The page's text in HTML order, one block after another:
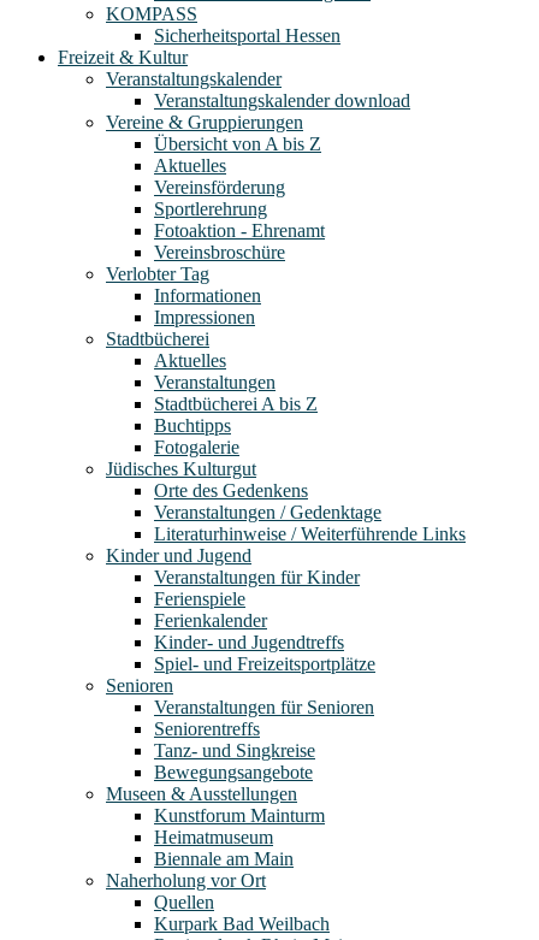
KOMPASS
Sicherheitsportal Hessen
Freizeit & Kultur
Veranstaltungskalender
Veranstaltungskalender download
Vereine & Gruppierungen
Übersicht von A bis Z
Aktuelles
Vereinsförderung
Sportlerehrung
Fotoaktion - Ehrenamt
Vereinsbroschüre
Verlobter Tag
Informationen
Impressionen
Stadtbücherei
Aktuelles
Veranstaltungen
Stadtbücherei A bis Z
Buchtipps
Fotogalerie
Jüdisches Kulturgut
Orte des Gedenkens
Veranstaltungen / Gedenktage
Literaturhinweise / Weiterführende Links
Kinder und Jugend
Veranstaltungen für Kinder
Ferienspiele
Ferienkalender
Kinder- und Jugendtreffs
Spiel- und Freizeitsportplätze
Senioren
Veranstaltungen für Senioren
Seniorentreffs
Tanz- und Singkreise
Bewegungsangebote
Museen & Ausstellungen
Kunstforum Mainturm
Heimatmuseum
Biennale am Main
Naherholung vor Ort
Quellen
Kurpark Bad Weilbach